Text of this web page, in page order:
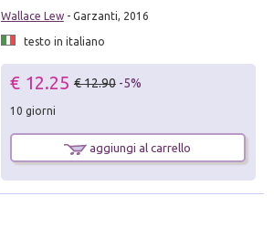
Wallace Lew- Garzanti, 2016
testo in italiano
€ 12.25 € 12.90 -5%
10 giorni
aggiungi al carrello